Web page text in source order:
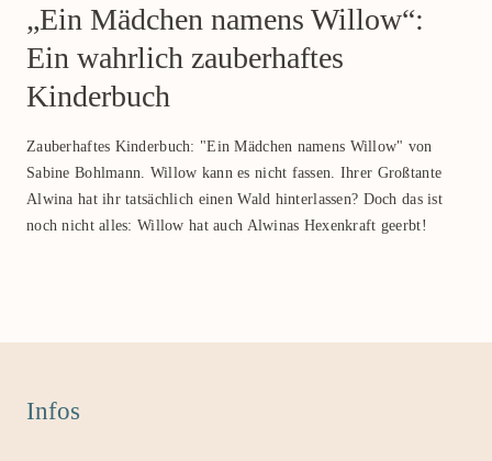
„Ein Mädchen namens Willow“:
Ein wahrlich zauberhaftes
Kinderbuch
Zauberhaftes Kinderbuch: "Ein Mädchen namens Willow" von
Sabine Bohlmann. Willow kann es nicht fassen. Ihrer Großtante
Alwina hat ihr tatsächlich einen Wald hinterlassen? Doch das ist
noch nicht alles: Willow hat auch Alwinas Hexenkraft geerbt!
Infos